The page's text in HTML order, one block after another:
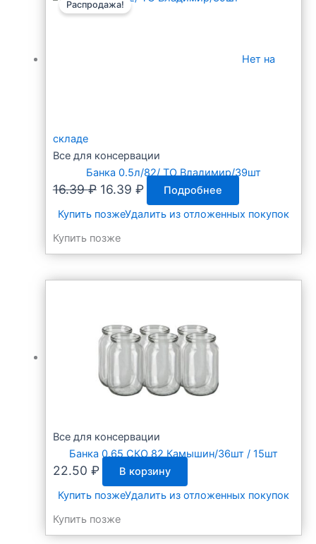
Нет на
складе
Распродажа!
Все для консервации
Банка 0.5л/82/ ТО Владимир/39шт
16.39₽ Первоначальная
составляла
16.39 ₽.
16.39 ₽Текущая
цена:
16.39 ₽.
Подробнее
Купить позжеУдалить из отложенных покупок
Купить позже
Все для консервации
Банка 0.65 СКО 82 Камышин/36шт / 15шт
22.50 ₽
В корзину
Купить позжеУдалить из отложенных покупок
Купить позже